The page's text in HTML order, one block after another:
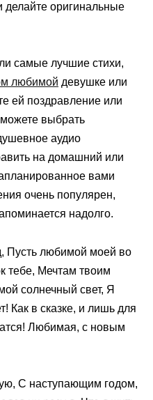
оригинальные
самые лучшие стихи,
любимой девушке или
ей поздравление или
выбрать
аудио
на домашний или
вами
очень популярен,
надолго.
Пусть любимой моей во
тебе, Мечтам твоим
солнечный свет, Я
Как в сказке, и лишь для
Любимая, с новым
С наступающим годом,